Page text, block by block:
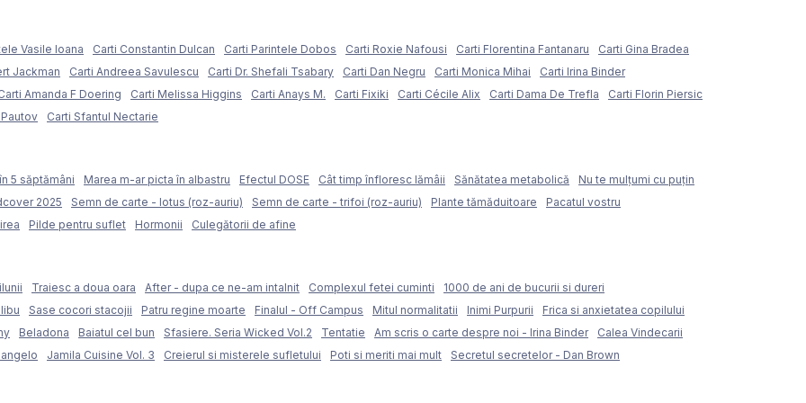
Vasile Ioana Carti Constantin Dulcan Carti Parintele Dobos Carti Roxie Nafousi Carti Florentina Fantanaru
Carti Gina Bradea
Jackman
Carti Andreea Savulescu Carti Dr. Shefali Tsabary Carti Dan Negru Carti Monica Mihai
Carti Irina Binder
Amanda F Doering
Carti Melissa Higgins Carti Anays M. Carti Fixiki Carti Cécile Alix Carti Dama De Trefla
Carti Florin Piersic
Carti Sfantul Nectarie
5 săptămâni Marea m-ar picta în albastru Efectul DOSE Cât timp înfloresc lămâii Sănătatea metabolică
Nu te mulțumi cu puțin
2025
Semn de carte - lotus (roz-auriu) Semn de carte - trifoi (roz-auriu) Plante tămăduitoare
Pacatul vostru
Pilde pentru suflet Hormonii Culegătorii de afine
Traiesc a doua oara After - dupa ce ne-am intalnit Complexul fetei cuminti
1000 de ani de bucurii si dureri
Sase cocori stacojii Patru regine moarte Finalul - Off Campus Mitul normalitatii Inimi Purpurii
Frica si anxietatea copilului
Beladona Baiatul cel bun Sfasiere. Seria Wicked Vol.2 Tentatie Am scris o carte despre noi - Irina Binder
Calea Vindecarii
Jamila Cuisine Vol. 3 Creierul si misterele sufletului Poti si meriti mai mult Secretul secretelor - Dan Brown